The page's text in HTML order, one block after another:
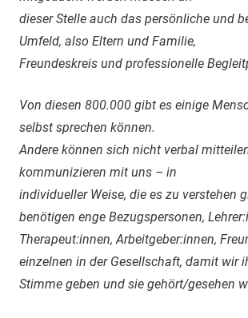
dieser Stelle auch das persönliche und
Umfeld, also Eltern und Familie,
Freundeskreis und professionelle
Von diesen 800.000 gibt es einige
selbst sprechen können.
Andere können sich nicht verbal
kommunizieren mit uns – in
individueller Weise, die es zu verstehen
benötigen enge Bezugspersonen,
Therapeut:innen, Arbeitgeber:innen,
einzelnen in der Gesellschaft, damit wir
Stimme geben und sie gehört/gesehen